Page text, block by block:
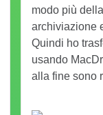
modo più
archiviazione
Quindi ho
usando
alla fine sono